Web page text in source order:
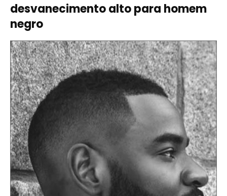
desvanecimento alto para homem
negro